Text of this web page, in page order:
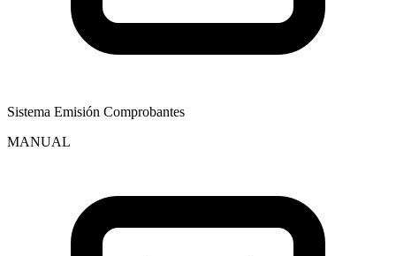
Sistema Emisión Comprobantes
MANUAL